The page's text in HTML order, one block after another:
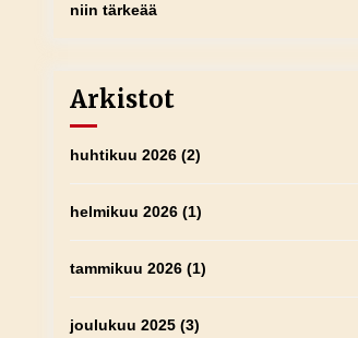
niin tärkeää
Arkistot
huhtikuu 2026 (2)
helmikuu 2026 (1)
tammikuu 2026 (1)
joulukuu 2025 (3)